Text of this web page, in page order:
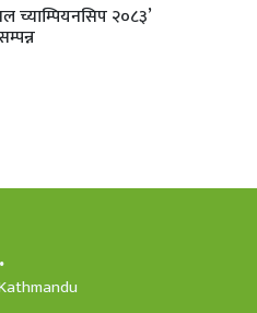
च्याम्पियनसिप २०८३’